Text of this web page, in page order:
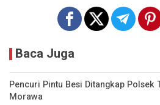
Baca Juga
Pencuri Pintu Besi Ditangkap Polsek
Morawa